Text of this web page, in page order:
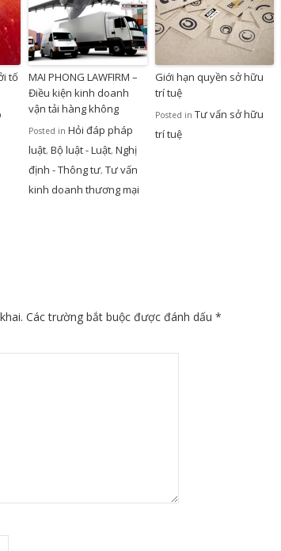
tố
MAI PHONG LAWFIRM –
Điều kiện kinh doanh
vận tải hàng không
Posted in Hỏi đáp pháp
luật, Bộ luật - Luật, Nghị
định - Thông tư, Tư vấn
kinh doanh thương mại
Giới hạn quyền sở hữu
trí tuệ
Posted in Tư vấn sở hữu
trí tuệ
Các trường bắt buộc được đánh dấu *